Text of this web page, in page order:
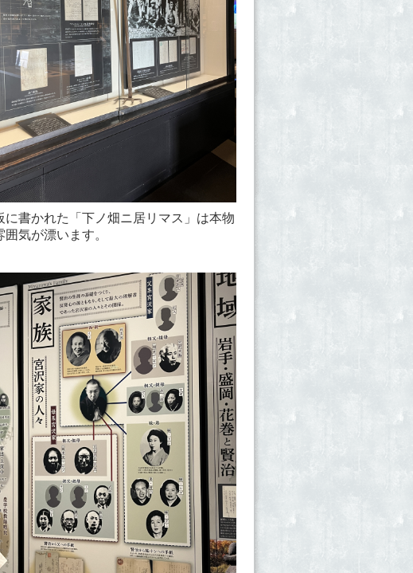
に書かれた「下ノ畑ニ居リマス」は本物
囲気が漂います。